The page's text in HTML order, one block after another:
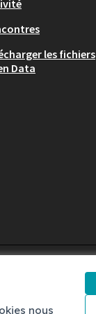
nous
les fichiers
Data